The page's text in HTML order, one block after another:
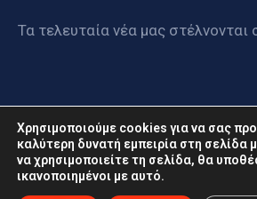
Τα τελευταία νέα μας
www.eordaia.gov.gr © 2022. Με
δικαιώματος
Χρησιμοποιούμε cookies για να σας
καλύτερη δυνατή εμπειρία στη σελίδα
να χρησιμοποιείτε τη σελίδα, θα
ικανοποιημένοι με αυτό.